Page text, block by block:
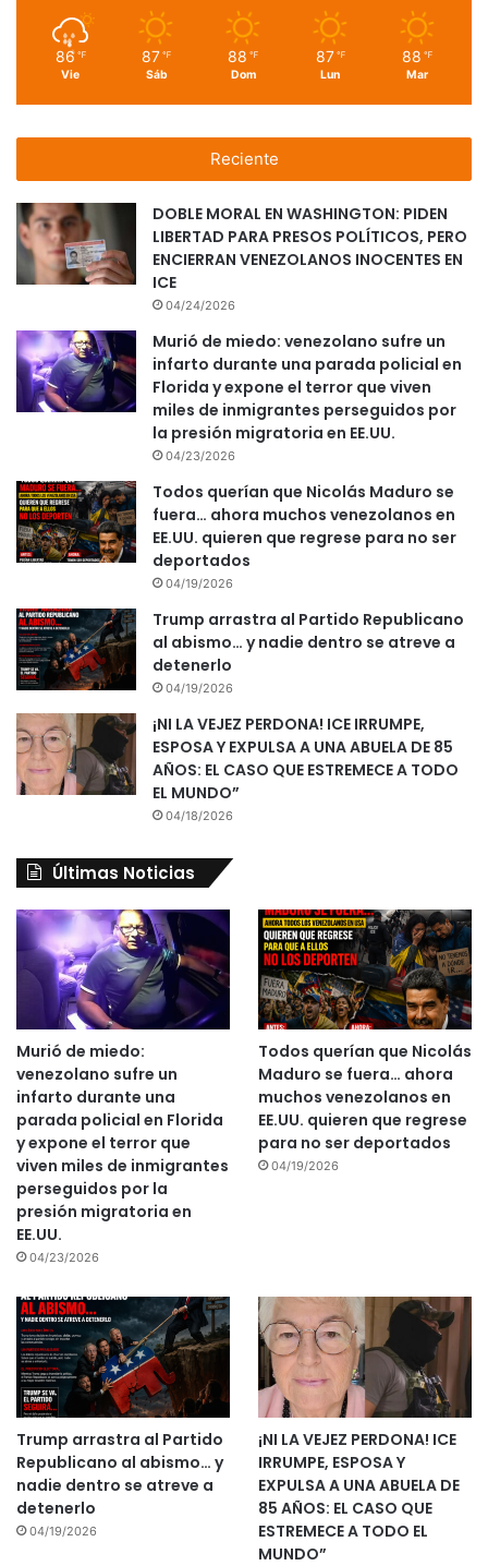
86 ℉
Vie
87 ℉
Sáb
88 ℉
Dom
87 ℉
Lun
88 ℉
Mar
Reciente
DOBLE MORAL EN WASHINGTON: PIDEN
LIBERTAD PARA PRESOS POLÍTICOS, PERO
ENCIERRAN VENEZOLANOS INOCENTES EN
ICE
04/24/2026
Murió de miedo: venezolano sufre un
infarto durante una parada policial en
Florida y expone el terror que viven
miles de inmigrantes perseguidos por
la presión migratoria en EE.UU.
04/23/2026
Todos querían que Nicolás Maduro se
fuera… ahora muchos venezolanos en
EE.UU. quieren que regrese para no ser
deportados
04/19/2026
Trump arrastra al Partido Republicano
al abismo… y nadie dentro se atreve a
detenerlo
04/19/2026
¡NI LA VEJEZ PERDONA! ICE IRRUMPE,
ESPOSA Y EXPULSA A UNA ABUELA DE 85
AÑOS: EL CASO QUE ESTREMECE A TODO
EL MUNDO”
04/18/2026
Últimas Noticias
Murió de miedo:
venezolano sufre un
infarto durante una
parada policial en Florida
y expone el terror que
viven miles de inmigrantes
perseguidos por la
presión migratoria en
EE.UU.
04/23/2026
Todos querían que Nicolás
Maduro se fuera… ahora
muchos venezolanos en
EE.UU. quieren que regrese
para no ser deportados
04/19/2026
Trump arrastra al Partido
Republicano al abismo… y
nadie dentro se atreve a
detenerlo
04/19/2026
¡NI LA VEJEZ PERDONA! ICE
IRRUMPE, ESPOSA Y
EXPULSA A UNA ABUELA DE
85 AÑOS: EL CASO QUE
ESTREMECE A TODO EL
MUNDO”